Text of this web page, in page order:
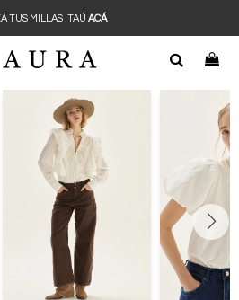
CANJEÁ TUS MILLAS ITAÚ